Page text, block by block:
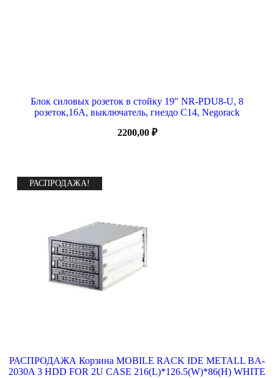
Блок силовых розеток в стойку 19″ NR-PDU8-U, 8
розеток,16А, выключатель, гнездо C14, Negorack
2200,00 ₽
РАСПРОДАЖА!
РАСПРОДАЖА Корзина MOBILE RACK IDE METALL BA-
2030A 3 HDD FOR 2U CASE 216(L)*126.5(W)*86(H) WHITE